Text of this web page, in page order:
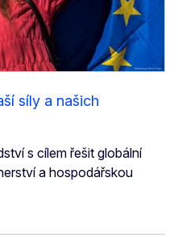
síly a našich
s cílem řešit globální
a hospodářskou